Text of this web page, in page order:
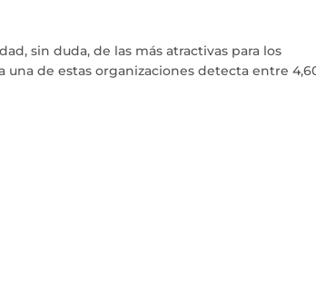
sin duda, de las más atractivas para los
de estas organizaciones detecta entre